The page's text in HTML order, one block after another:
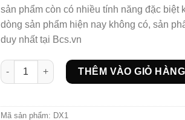
sản phẩm còn có nhiều tính năng đặc biệt
dòng sản phẩm hiện nay không có, sản
duy nhất tại Bcs.vn
Bcs Durex Prolong cao cấp 5in1 kéo dài
THÊM VÀO GIỎ HÀNG
Mã sản phẩm: DX1